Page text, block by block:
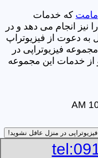
که خدمات
نیز انجام می دهد و در
به دعوت از فیزیوتراپ
فیزیوتراپی در
از خدمات این مجموعه
در منزل عافل نشوید!